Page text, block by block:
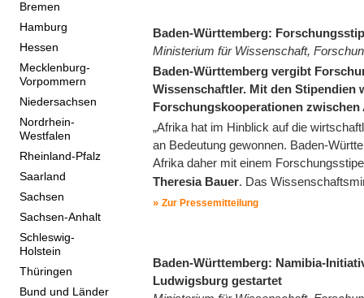
Bremen
Hamburg
Hessen
Mecklenburg-
Vorpommern
Niedersachsen
Nordrhein-
Westfalen
Rheinland-Pfalz
Saarland
Sachsen
Sachsen-Anhalt
Schleswig-
Holstein
Thüringen
Bund und Länder
Baden-Württemberg:
Ministerium für Wissenschaft,
Baden-Württemberg vergibt
Wissenschaftler. Mit den Stipendien
Forschungskooperationen
„Afrika hat im Hinblick auf die
an Bedeutung gewonnen. Baden-
Afrika daher mit einem
Theresia Bauer. Das
Zur Pressemitteilung
Baden-Württemberg: Namibia-
Ludwigsburg gestartet